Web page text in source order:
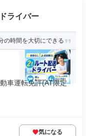
ライバー
の時間を大切にできる
車運転免許(AT限定
気になる